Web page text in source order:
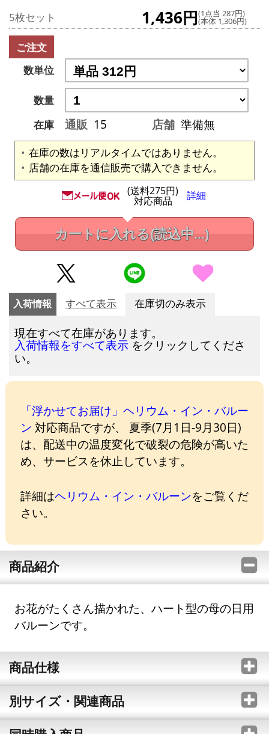
5枚セット 1,436円(1点当 287円)
(本体 1,306円)
ご注文
数単位
数量
在庫
通販 15 店舗 準備無
在庫の数はリアルタイムではありません。
店舗の在庫を通信販売で購入できません。
(送料275円)
対応商品 詳細
カートに入れる(読込中...)
入荷情報 すべて表示 在庫切のみ表示
現在すべて在庫があります。
入荷情報をすべて表示 をクリックしてくださ
い。
「浮かせてお届け」ヘリウム・イン・バルー
ン 対応商品ですが、 夏季(7月1日-9月30日)
は、配送中の温度変化で破裂の危険が高いた
め、サービスを休止しています。
詳細はヘリウム・イン・バルーンをご覧くだ
さい。
商品紹介
お花がたくさん描かれた、ハート型の母の日用
バルーンです。
商品仕様
別サイズ・関連商品